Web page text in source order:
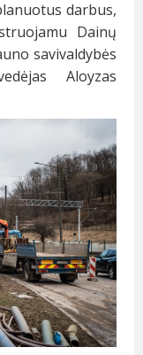
darbus,
Dainų
savivaldybės
Aloyzas